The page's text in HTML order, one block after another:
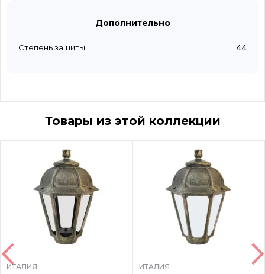
Дополнительно
Степень защиты 44
Товары из этой коллекции
ИТАЛИЯ
ИТАЛИЯ